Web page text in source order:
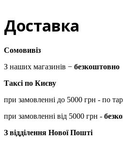
Доставка
Сомовивіз
З наших магазинів − безкоштовно
Таксі по Києву
при замовленні до 5000 грн - по
при замовленні від 5000 грн -
З відділення Нової Пошті